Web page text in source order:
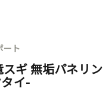
ート
ギ 無垢パネリン
イ-